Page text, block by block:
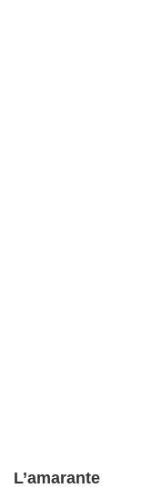
L’amarante